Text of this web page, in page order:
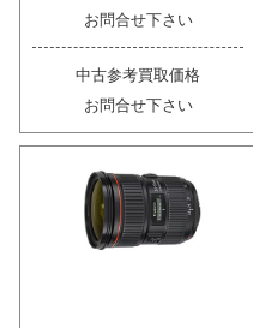
お問合せ下さい
中古参考買取価格
お問合せ下さい